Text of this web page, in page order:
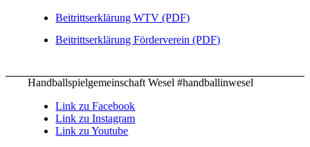
Beitrittserklärung WTV (PDF)
Beitrittserklärung Förderverein (PDF)
Handballspielgemeinschaft Wesel #handballinwesel
Link zu Facebook
Link zu Instagram
Link zu Youtube